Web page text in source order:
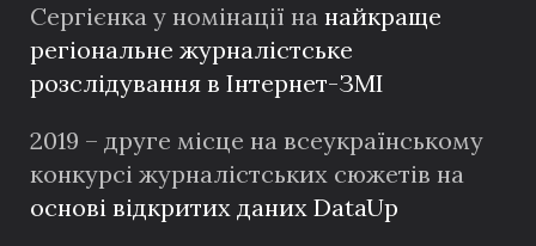
Сергієнка у номінації на найкраще
регіональне журналістське
розслідування в Інтернет-ЗМІ
2019 – друге місце на всеукраїнському
конкурсі журналістських сюжетів на
основі відкритих даних DataUp